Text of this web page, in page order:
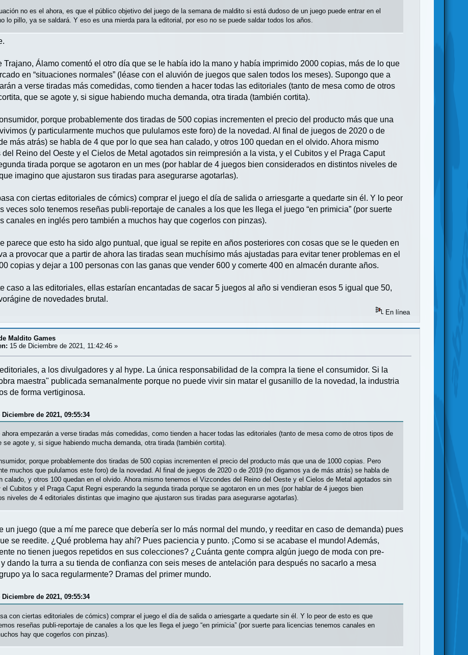
no es el ahora, es que el público objetivo del juego de la semana de maldito si está dudoso de un juego puede entrar en el
lo pillo, ya se saldará. Y eso es una mierda para la editorial, por eso no se puede saldar todos los años.
Trajano, Álamo comentó el otro día que se le había ido la mano y había imprimido 2000 copias, más de lo que
en “situaciones normales” (léase con el aluvión de juegos que salen todos los meses). Supongo que a
a verse tiradas más comedidas, como tienden a hacer todas las editoriales (tanto de mesa como de otros
que se agote y, si sigue habiendo mucha demanda, otra tirada (también cortita).
porque probablemente dos tiradas de 500 copias incrementen el precio del producto más que una
(y particularmente muchos que pululamos este foro) de la novedad. Al final de juegos de 2020 o de
más atrás) se habla de 4 que por lo que sea han calado, y otros 100 quedan en el olvido. Ahora mismo
Reino del Oeste y el Cielos de Metal agotados sin reimpresión a la vista, y el Cubitos y el Praga Caput
tirada porque se agotaron en un mes (por hablar de 4 juegos bien considerados en distintos niveles de
imagino que ajustaron sus tiradas para asegurarse agotarlas).
con ciertas editoriales de cómics) comprar el juego el día de salida o arriesgarte a quedarte sin él. Y lo peor
veces solo tenemos reseñas publi-reportaje de canales a los que les llega el juego “en primicia” (por suerte
canales en inglés pero también a muchos hay que cogerlos con pinzas).
parece que esto ha sido algo puntual, que igual se repite en años posteriores con cosas que se le queden en
a provocar que a partir de ahora las tiradas sean muchísimo más ajustadas para evitar tener problemas en el
copias y dejar a 100 personas con las ganas que vender 600 y comerte 400 en almacén durante años.
caso a las editoriales, ellas estarían encantadas de sacar 5 juegos al año si vendieran esos 5 igual que 50,
de novedades brutal.
En línea
Maldito Games
15 de Diciembre de 2021, 11:42:46 »
a los divulgadores y al hype. La única responsabilidad de la compra la tiene el consumidor. Si la
maestra" publicada semanalmente porque no puede vivir sin matar el gusanillo de la novedad, la industria
de forma vertiginosa.
de 2021, 09:55:34
ahora empezarán a verse tiradas más comedidas, como tienden a hacer todas las editoriales (tanto de mesa como de otros tipos de
se agote y, si sigue habiendo mucha demanda, otra tirada (también cortita).
porque probablemente dos tiradas de 500 copias incrementen el precio del producto más que una de 1000 copias. Pero
muchos que pululamos este foro) de la novedad. Al final de juegos de 2020 o de 2019 (no digamos ya de más atrás) se habla de
calado, y otros 100 quedan en el olvido. Ahora mismo tenemos el Vizcondes del Reino del Oeste y el Cielos de Metal agotados sin
Cubitos y el Praga Caput Regni esperando la segunda tirada porque se agotaron en un mes (por hablar de 4 juegos bien
niveles de 4 editoriales distintas que imagino que ajustaron sus tiradas para asegurarse agotarlas).
un juego (que a mí me parece que debería ser lo más normal del mundo, y reeditar en caso de demanda) pues
se reedite. ¿Qué problema hay ahí? Pues paciencia y punto. ¡Como si se acabase el mundo! Además,
no tienen juegos repetidos en sus colecciones? ¿Cuánta gente compra algún juego de moda con pre-
dando la turra a su tienda de confianza con seis meses de antelación para después no sacarlo a mesa
ya lo saca regularmente? Dramas del primer mundo.
de 2021, 09:55:34
con ciertas editoriales de cómics) comprar el juego el día de salida o arriesgarte a quedarte sin él. Y lo peor de esto es que
reseñas publi-reportaje de canales a los que les llega el juego “en primicia” (por suerte para licencias tenemos canales en
hay que cogerlos con pinzas).